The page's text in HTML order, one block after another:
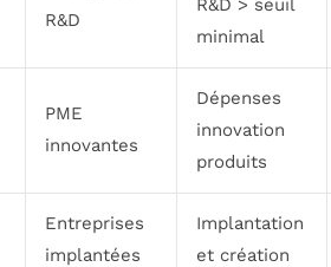
R&D
R&D > seuil
minimal
PME
innovantes
Dépenses
innovation
produits
Entreprises
implantées
Implantation
et création